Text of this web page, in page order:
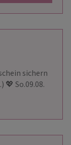
sichern
So.09.08.